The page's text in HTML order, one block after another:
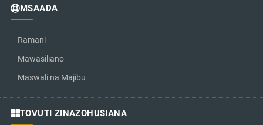
MSAADA
Ramani
Mawasiliano
Maswali na Majibu
TOVUTI ZINAZOHUSIANA